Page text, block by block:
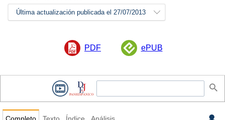
Última actualización publicada el 27/07/2013
PDF ePUB